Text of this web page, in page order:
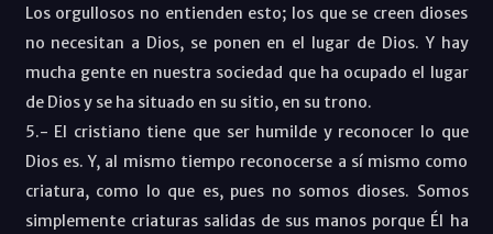
Los orgullosos no entienden esto; los que se creen dioses
no necesitan a Dios, se ponen en el lugar de Dios. Y hay
mucha gente en nuestra sociedad que ha ocupado el lugar
de Dios y se ha situado en su sitio, en su trono.
5.- El cristiano tiene que ser humilde y reconocer lo que
Dios es. Y, al mismo tiempo reconocerse a sí mismo como
criatura, como lo que es, pues no somos dioses. Somos
simplemente criaturas salidas de sus manos porque Él ha